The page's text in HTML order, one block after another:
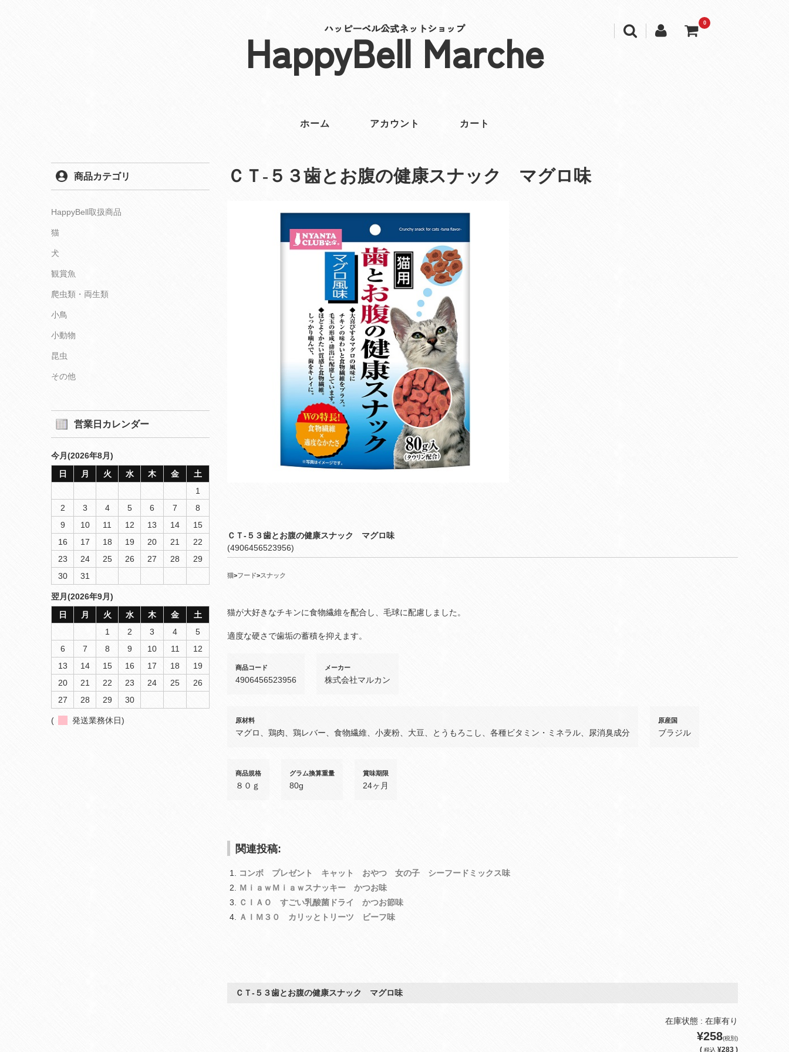
ハッピーベル公式ネットショップ
HappyBell Marche
0
ホーム アカウント カート
ＣＴ‐５３歯とお腹の健康スナック マグロ味
ＣＴ‐５３歯とお腹の健康スナック マグロ味
(4906456523956)
猫>フード>スナック
猫が大好きなチキンに食物繊維を配合し、毛球に配慮しました。
適度な硬さで歯垢の蓄積を抑えます。
商品コード
4906456523956
メーカー
株式会社マルカン
原材料
マグロ、鶏肉、鶏レバー、食物繊維、小麦粉、大豆、とうもろこし、各種ビタミン・ミネラル、尿消臭成分
原産国
ブラジル
商品規格
８０ｇ
グラム換算重量
80g
賞味期限
24ヶ月
関連投稿:
コンボ プレゼント キャット おやつ 女の子 シーフードミックス味
ＭｉａｗＭｉａｗスナッキー かつお味
ＣＩＡＯ すごい乳酸菌ドライ かつお節味
ＡＩＭ３０ カリッとトリーツ ビーフ味
ＣＴ‐５３歯とお腹の健康スナック マグロ味
在庫状態 : 在庫有り
¥258(税別)
( 税込 ¥283 )
商品カテゴリ
HappyBell取扱商品
猫
犬
観賞魚
爬虫類・両生類
小鳥
小動物
昆虫
その他
営業日カレンダー
今月(2026年8月)
日
月 火 水 木 金
土
1
2
3 4 5 6 7
8
9
10 11 12 13 14
15
16
17 18 19 20 21
22
23
24 25 26 27 28
29
30
31
翌月(2026年9月)
日
月 火 水 木 金
土
1
2 3 4
5
6
7 8 9 10 11
12
13
14 15 16 17 18
19
20
21 22 23 24 25
26
27
28 29 30
( 発送業務休日)